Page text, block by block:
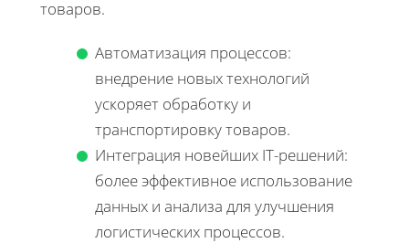
товаров.
Автоматизация процессов:
внедрение новых технологий
ускоряет обработку и
транспортировку товаров.
Интеграция новейших IT-решений:
более эффективное использование
данных и анализа для улучшения
логистических процессов.